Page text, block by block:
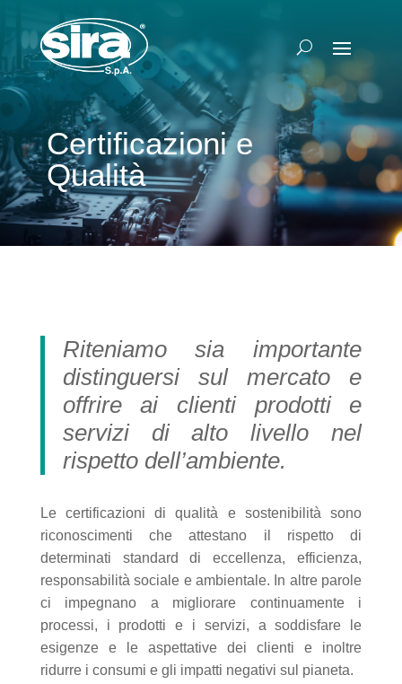
Certificazioni e
Qualità
Riteniamo sia importante
distinguersi sul mercato e
offrire ai clienti prodotti e
servizi di alto livello nel
rispetto dell’ambiente.
Le certificazioni di qualità e sostenibilità sono
riconoscimenti che attestano il rispetto di
determinati standard di eccellenza, efficienza,
responsabilità sociale e ambientale. In altre parole
ci impegnano a migliorare continuamente i
processi, i prodotti e i servizi, a soddisfare le
esigenze e le aspettative dei clienti e inoltre
ridurre i consumi e gli impatti negativi sul pianeta.